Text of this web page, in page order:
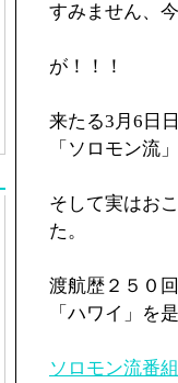
すみません、
が！！！
来たる3月6日
「ソロモン流
そして実はお
た。
渡航歴２５０
「ハワイ」を
ソロモン流番